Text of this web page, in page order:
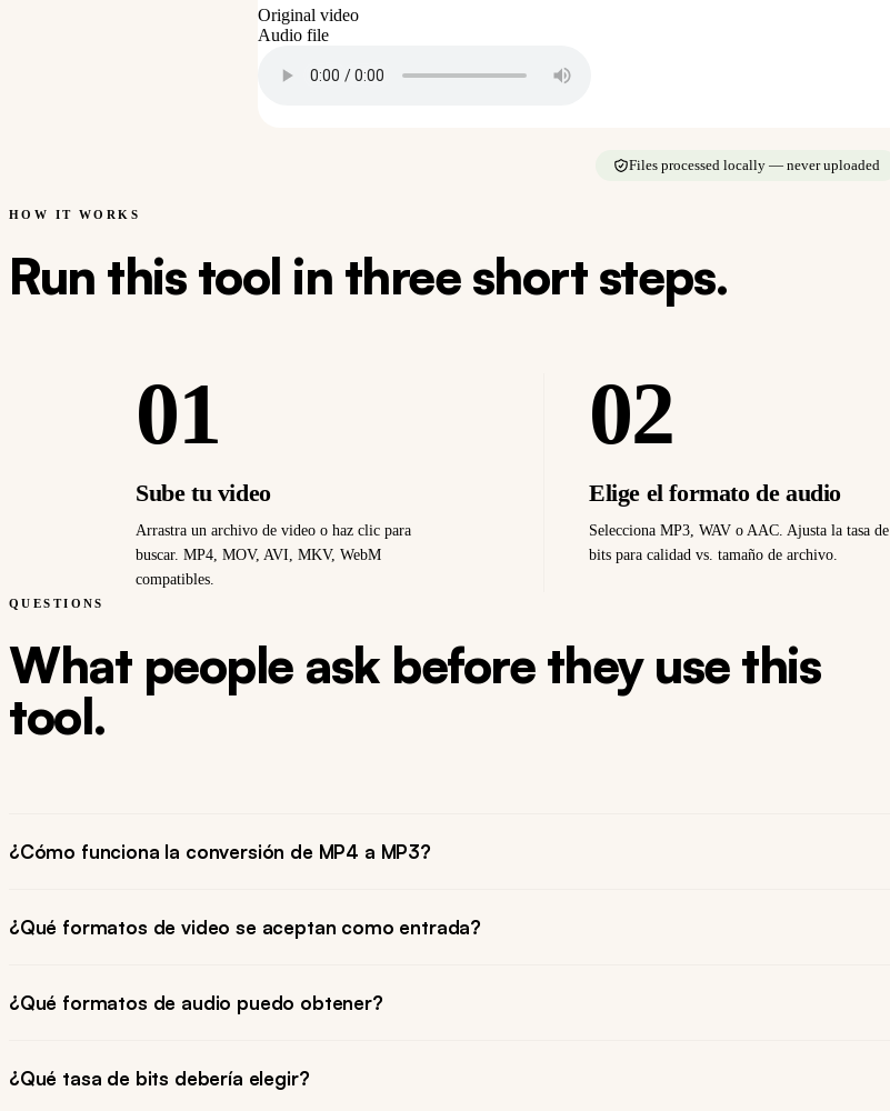
Original video
Audio file
Files processed locally — never uploaded
HOW IT WORKS
Run this tool in three short steps.
01
Sube tu video
Arrastra un archivo de video o haz clic para
buscar. MP4, MOV, AVI, MKV, WebM
compatibles.
02
Elige el formato de audio
Selecciona MP3, WAV o AAC. Ajusta la tasa de
bits para calidad vs. tamaño de archivo.
QUESTIONS
What people ask before they use this
tool.
¿Cómo funciona la conversión de MP4 a MP3?
¿Qué formatos de video se aceptan como entrada?
¿Qué formatos de audio puedo obtener?
¿Qué tasa de bits debería elegir?